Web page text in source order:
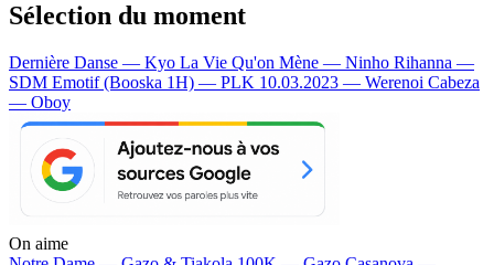
Sélection du moment
Dernière Danse — Kyo La Vie Qu'on Mène — Ninho Rihanna —
SDM Emotif (Booska 1H) — PLK 10.03.2023 — Werenoi Cabeza
— Oboy
On aime